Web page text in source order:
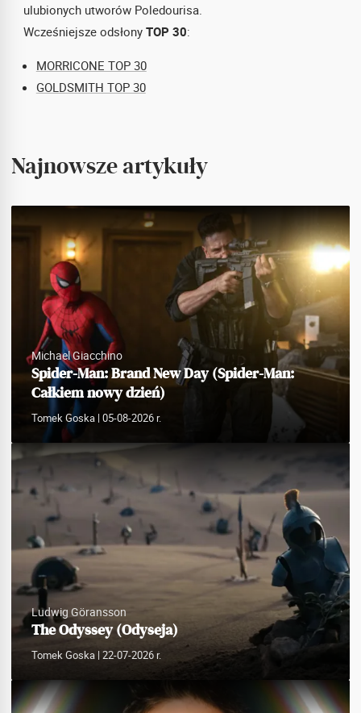
ulubionych utworów Poledourisa.
Wcześniejsze odsłonyTOP 30:
MORRICONE TOP 30
GOLDSMITH TOP 30
Najnowsze artykuły
Michael Giacchino
Spider-Man: Brand New Day (Spider-Man:
Całkiem nowy dzień)
Tomek Goska| 05-08-2026 r.
Ludwig Göransson
The Odyssey (Odyseja)
Tomek Goska| 22-07-2026 r.